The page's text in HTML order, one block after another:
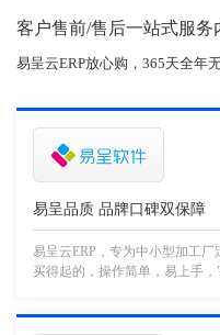
客户售前/售后一站式服务
易呈云ERP放心购，365天全年
易呈品质 品牌口碑双保障
易呈云ERP，专为中小型加工
买得起的，操作简单，易上手，